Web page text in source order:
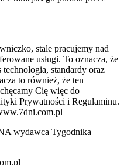
stale pracujemy nad
usługi. To oznacza, że
standardy oraz
to również, że ten
Cię więc do
Prywatności i Regulaminu.
wydawca Tygodnika